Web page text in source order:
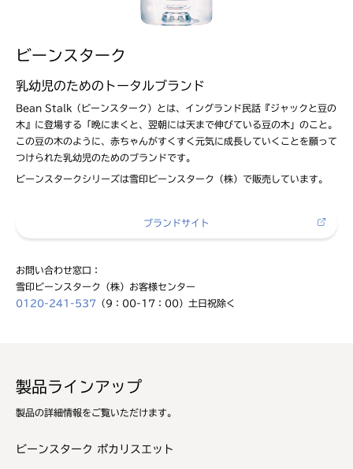
ビーンスターク
乳幼児のためのトータルブランド
Bean Stalk（ビーンスターク）とは、イングランド民話『ジャックと豆の
木』に登場する「晩にまくと、翌朝には天まで伸びている豆の木」のこと。
この豆の木のように、赤ちゃんがすくすく元気に成長していくことを願って
つけられた乳幼児のためのブランドです。
ビーンスタークシリーズは雪印ビーンスターク（株）で販売しています。
ブランドサイト
お問い合わせ窓口：
雪印ビーンスターク（株）お客様センター
0120-241-537 （9：00-17：00）土日祝除く
製品ラインアップ
製品の詳細情報をご覧いただけます。
ビーンスターク ポカリスエット